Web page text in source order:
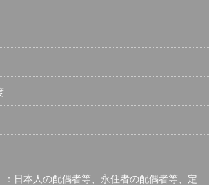
日本人の配偶者等、永住者の配偶者等、定